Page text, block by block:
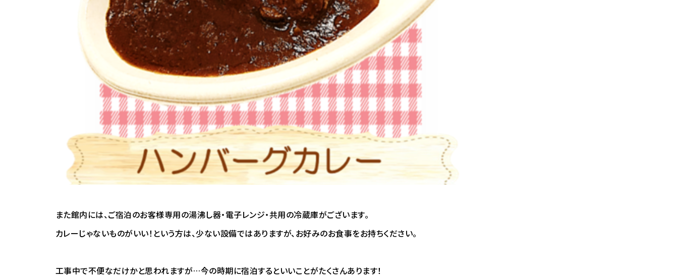
また館内には、ご宿泊のお客様専用の湯沸し器・電子レンジ・共用の冷蔵庫がございます。
カレーじゃないものがいい！という方は、少ない設備ではありますが、お好みのお食事をお持ちください。
工事中で不便なだけかと思われますが…今の時期に宿泊するといいことがたくさんあります！